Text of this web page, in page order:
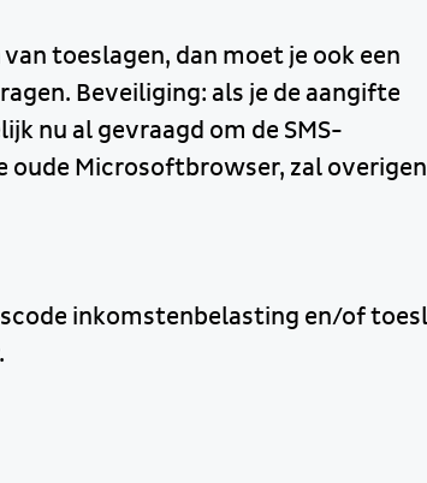
toeslagen, dan moet je ook een
Beveiliging: als je de aangifte
nu al gevraagd om de SMS-
oude Microsoftbrowser, zal
inkomstenbelasting en/of